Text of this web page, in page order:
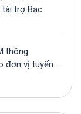
tài trợ Bạc
thông
đơn vị tuyển